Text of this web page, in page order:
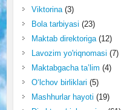
Viktorina(3)
Bola tarbiyasi (23)
Maktab direktoriga(12)
Lavozim yo'riqnomasi (7)
Maktabgacha ta’lim (4)
O‘lchov birliklari (5)
Mashhurlar hayoti (19)